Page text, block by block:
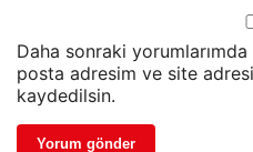
Daha sonraki yorumlarımda
posta adresim ve site
kaydedilsin.